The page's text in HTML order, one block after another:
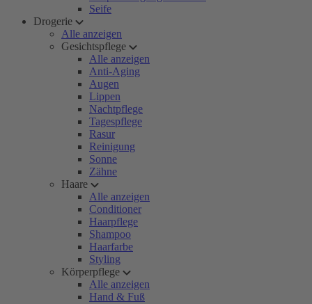
Seife
Drogerie
Alle anzeigen
Gesichtspflege
Alle anzeigen
Anti-Aging
Augen
Lippen
Nachtpflege
Tagespflege
Rasur
Reinigung
Sonne
Zähne
Haare
Alle anzeigen
Conditioner
Haarpflege
Shampoo
Haarfarbe
Styling
Körperpflege
Alle anzeigen
Hand & Fuß